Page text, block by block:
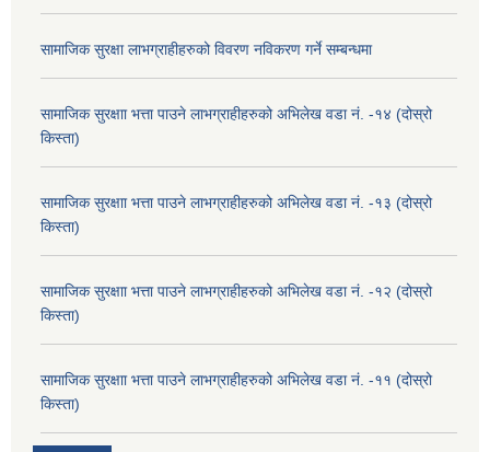
सामाजिक सुरक्षा लाभग्राहीहरुको विवरण नविकरण गर्ने सम्बन्धमा
सामाजिक सुरक्षाा भत्ता पाउने लाभग्राहीहरुको अभिलेख वडा नं. -१४ (दोस्रो
किस्ता)
सामाजिक सुरक्षाा भत्ता पाउने लाभग्राहीहरुको अभिलेख वडा नं. -१३ (दोस्रो
किस्ता)
सामाजिक सुरक्षाा भत्ता पाउने लाभग्राहीहरुको अभिलेख वडा नं. -१२ (दोस्रो
किस्ता)
सामाजिक सुरक्षाा भत्ता पाउने लाभग्राहीहरुको अभिलेख वडा नं. -११ (दोस्रो
किस्ता)